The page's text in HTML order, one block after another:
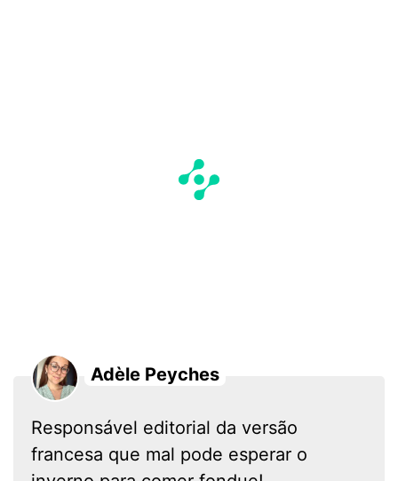
Adèle Peyches
Responsável editorial da versão
francesa que mal pode esperar o